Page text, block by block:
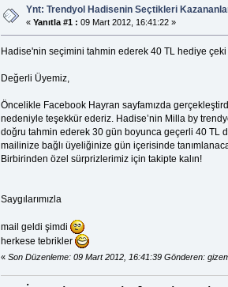
Ynt: Trendyol Hadisenin Seçtikleri
« Yanıtla #1 : 09 Mart 2012, 16:41:22 »
Hadise'nin seçimini tahmin ederek 40 TL hediye
Değerli Üyemiz,
Öncelikle Facebook Hayran sayfamızda
nedeniyle teşekkür ederiz. Hadise’nin Milla by
doğru tahmin ederek 30 gün boyunca geçerli 40 TL
mailinize bağlı üyeliğinize gün içerisinde
Birbirinden özel sürprizlerimiz için takipte kalın!
Saygılarımızla
mail geldi şimdi
herkese tebrikler
« Son Düzenleme: 09 Mart 2012, 16:41:39 Gönderen: